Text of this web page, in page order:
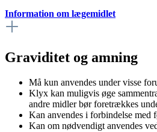
Information om lægemidlet
Graviditet og amning
Må kun anvendes under visse
Klyx kan muligvis øge
andre midler bør foretrækkes
Kan anvendes i forbindelse med
Kan om nødvendigt anvendes